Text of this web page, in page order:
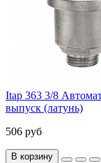
Itap 363 3/8
выпуск (латунь)
506 руб
В корзину